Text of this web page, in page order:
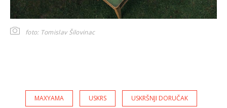
foto: Tomislav Šilovinac
MAXYAMA USKRS USKRŠNJI DORUČAK